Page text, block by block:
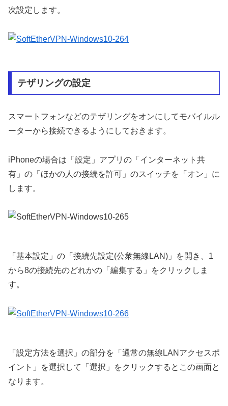
次設定します。
テザリングの設定
スマートフォンなどのテザリングをオンにしてモバイルル
ーターから接続できるようにしておきます。
iPhoneの場合は「設定」アプリの「インターネット共
有」の「ほかの人の接続を許可」のスイッチを「オン」に
します。
「基本設定」の「接続先設定(公衆無線LAN)」を開き、1
から8の接続先のどれかの「編集する」をクリックしま
す。
「設定方法を選択」の部分を「通常の無線LANアクセスポ
イント」を選択して「選択」をクリックするとこの画面と
なります。